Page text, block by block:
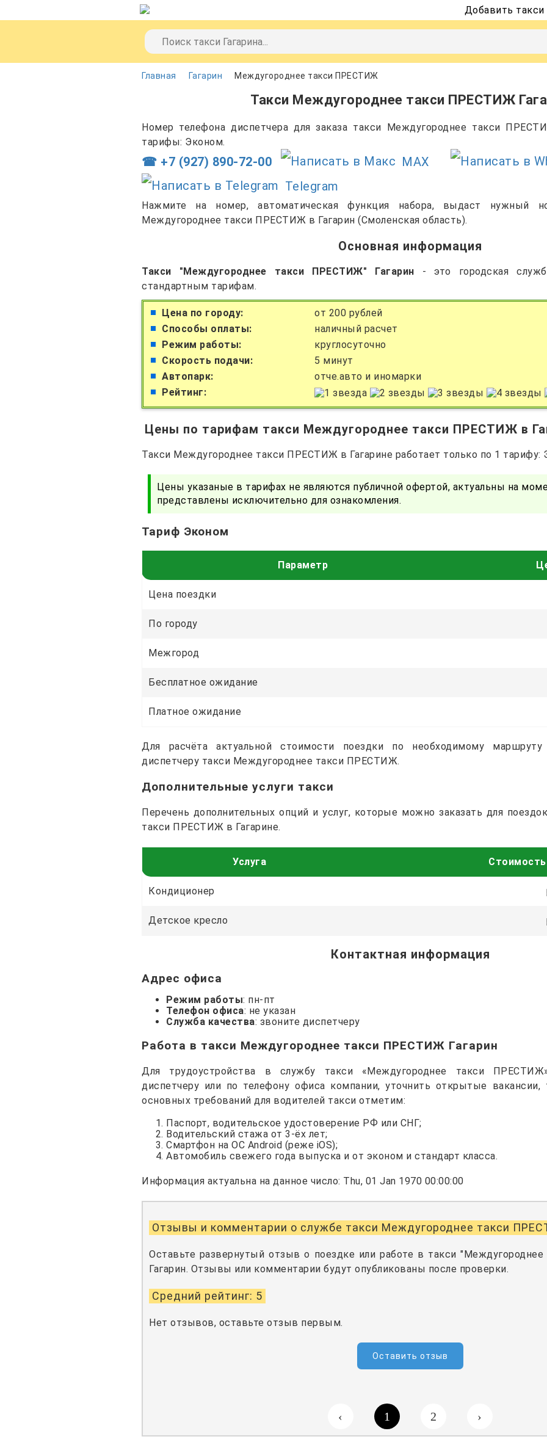
Добавить такси
Главная Гагарин Междугороднее такси ПРЕСТИЖ
Такси Междугороднее такси ПРЕСТИЖ
Номер телефона диспетчера для заказа такси Междугороднее такси
тарифы: Эконом.
☎ +7 (927) 890-72-00 MAX
Telegram
Нажмите на номер, автоматическая функция набора, выдаст нужный
Междугороднее такси ПРЕСТИЖ в Гагарин (Смоленская область).
Основная информация
Такси "Междугороднее такси ПРЕСТИЖ" Гагарин - это городская
стандартным тарифам.
Цена по городу:
от 200 рублей
Способы оплаты:
наличный расчет
Режим работы:
круглосуточно
Скорость подачи:
5 минут
Автопарк:
отче.авто и иномарки
Рейтинг:
Цены по тарифам такси Междугороднее такси ПРЕСТИЖ в
Такси Междугороднее такси ПРЕСТИЖ в Гагарине работает только по 1 тарифу:
Цены указаные в тарифах не являются публичной офертой, актуальны на
представлены исключительно для ознакомления.
Тариф Эконом
Параметр
Цена поездки
По городу
Межгород
Бесплатное ожидание
Платное ожидание
Для расчёта актуальной стоимости поездки по необходимому маршруту
диспетчеру такси Междугороднее такси ПРЕСТИЖ.
Дополнительные услуги такси
Перечень дополнительных опций и услуг, которые можно заказать для
такси ПРЕСТИЖ в Гагарине.
Услуга Стоимость
Кондиционер
Детское кресло
Контактная информация
Адрес офиса
Режим работы: пн-пт
Телефон офиса: не указан
Служба качества: звоните диспетчеру
Работа в такси Междугороднее такси ПРЕСТИЖ Гагарин
Для трудоустройства в службу такси «Междугороднее такси
диспетчеру или по телефону офиса компании, уточнить открытые вакансии,
основных требований для водителей такси отметим:
Паспорт, водительское удостоверение РФ или СНГ;
Водительский стажа от 3-ёх лет;
Смартфон на ОС Android (реже iOS);
Автомобиль свежего года выпуска и от эконом и стандарт класса.
Информация актуальна на данное число: Thu, 01 Jan 1970 00:00:00
Отзывы и комментарии о службе такси Междугороднее такси
Оставьте развернутый отзыв о поездке или работе в такси
Гагарин. Отзывы или комментарии будут опубликованы после проверки.
Средний рейтинг: 5
Нет отзывов, оставьте отзыв первым.
Оставить отзыв
‹ 1 2 ›